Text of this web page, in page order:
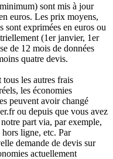
sont mis à jour
euros. Les prix moyens,
exprimées en euros ou
(1er janvier, 1er
de 12 mois de données
quatre devis.
les autres frais
les économies
peuvent avoir changé
ou depuis que vous avez
part via, par exemple,
ligne, etc. Par
demande de devis sur
actuellement